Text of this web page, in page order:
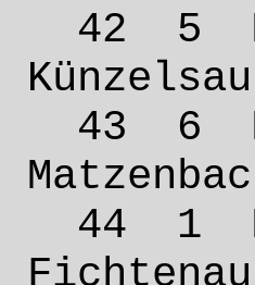
42 5
43 6
44 1